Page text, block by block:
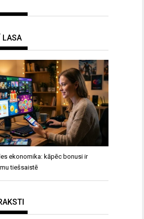
LASA
ekonomika: kāpēc bonusi ir
tiešsaistē